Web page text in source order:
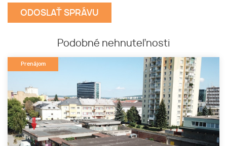
Podobné nehnuteľnosti
Prenájom